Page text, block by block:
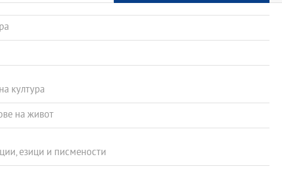
култура
на живот
езици и писмености